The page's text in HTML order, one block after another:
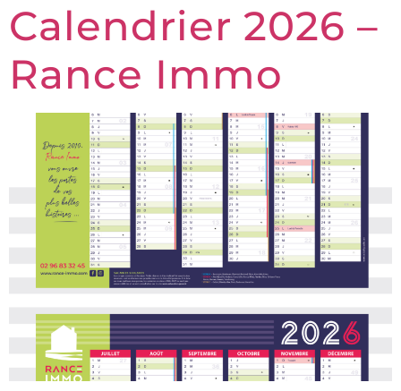
Calendrier 2026 –
Rance Immo